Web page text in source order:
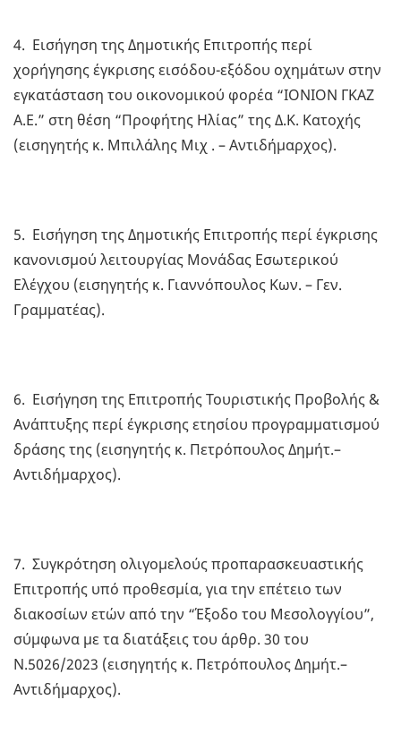
4. Εισήγηση της Δημοτικής Επιτροπής περί
χορήγησης έγκρισης εισόδου-εξόδου οχημάτων στην
εγκατάσταση του οικονομικού φορέα “ΙΟΝΙΟΝ ΓΚΑΖ
Α.Ε.” στη θέση “Προφήτης Ηλίας” της Δ.Κ. Κατοχής
(εισηγητής κ. Μπιλάλης Μιχ . – Αντιδήμαρχος).
5. Εισήγηση της Δημοτικής Επιτροπής περί έγκρισης
κανονισμού λειτουργίας Μονάδας Εσωτερικού
Ελέγχου (εισηγητής κ. Γιαννόπουλος Κων. – Γεν.
Γραμματέας).
6. Εισήγηση της Επιτροπής Τουριστικής Προβολής &
Ανάπτυξης περί έγκρισης ετησίου προγραμματισμού
δράσης της (εισηγητής κ. Πετρόπουλος Δημήτ.–
Αντιδήμαρχος).
7. Συγκρότηση ολιγομελούς προπαρασκευαστικής
Επιτροπής υπό προθεσμία, για την επέτειο των
διακοσίων ετών από την “Έξοδο του Μεσολογγίου”,
σύμφωνα με τα διατάξεις του άρθρ. 30 του
Ν.5026/2023 (εισηγητής κ. Πετρόπουλος Δημήτ.–
Αντιδήμαρχος).